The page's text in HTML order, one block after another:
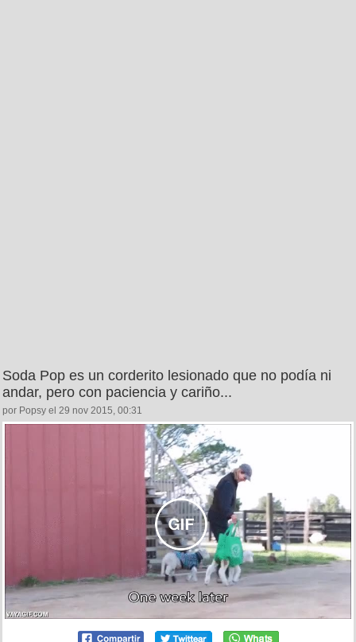
Soda Pop es un corderito lesionado que no podía ni
andar, pero con paciencia y cariño...
por Popsy el 29 nov 2015, 00:31